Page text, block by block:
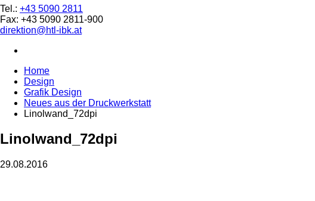
Tel.: +43 5090 2811
Fax: +43 5090 2811-900
direktion@htl-ibk.at
Home
Design
Grafik Design
Neues aus der Druckwerkstatt
Linolwand_72dpi
Linolwand_72dpi
29.08.2016